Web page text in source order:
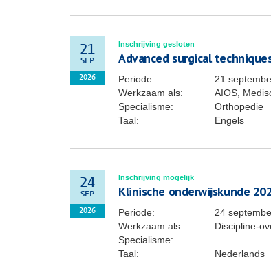
21
SEP
2026
Inschrijving gesloten
Advanced surgical
Periode: 21
Werkzaam als:
AIOS,
Specialisme:
Orthopedie
Taal:
Engels
24
SEP
2026
Inschrijving mogelijk
Klinische onderwijskunde
Periode:
24
Werkzaam als:
Discipline-
Specialisme:
Taal:
Nederlands